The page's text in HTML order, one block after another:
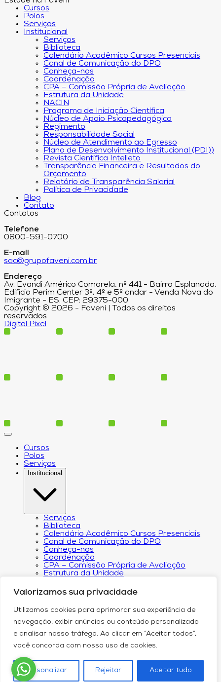
Valorizamos sua privacidade
Utilizamos cookies para aprimorar sua experiência de
navegação, exibir anúncios ou conteúdo personalizado
e analisar nosso tráfego. Ao clicar em “Aceitar todos”,
você concorda com nosso uso de cookies.
Personalizar Rejeitar Aceitar tudo
Cursos
Polos
Serviços
Institucional
Serviços
Biblioteca
Calendário Acadêmico Cursos Presenciais
Canal de Comunicação do DPO
Conheça-nos
Coordenação
CPA – Comissão Própria de Avaliação
Estrutura da Unidade
NACIN
Programa de Iniciação Científica
Núcleo de Apoio Psicopedagógico
Regimento
Responsabilidade Social
Núcleo de Atendimento ao Egresso
Plano de Desenvolvimento Institucional (PDI))
Revista Científica Intelleto
Transparência Financeira e Resultados do
Orçamento
Relatório de Transparência Salarial
Política de Privacidade
Blog
Contato
Contatos
Telefone
0800-591-0700
E-mail
sac@grupofaveni.com.br
Endereço
Av. Evandi Américo Comarela, nº 441 - Bairro Esplanada,
Edifício Perim Center 3º, 4º e 5º andar - Venda Nova do
Imigrante - ES. CEP: 29375-000
Copyright © 2026 - Faveni | Todos os direitos
reservados
Digital Pixel
Cursos
Polos
Serviços
Institucional
Serviços
Biblioteca
Calendário Acadêmico Cursos Presenciais
Canal de Comunicação do DPO
Conheça-nos
Coordenação
CPA – Comissão Própria de Avaliação
Estrutura da Unidade
Programa de Iniciação Científica
Núcleo de Apoio Psicopedagógico
Regimento
Responsabilidade Social
Núcleo de Atendimento ao Egresso
Plano de Desenvolvimento Institucional (PDI))
Revista Científica Intelleto
Transparência Financeira e Resultados do
Relatório de Transparência Salarial
Política de Privacidade
Blog